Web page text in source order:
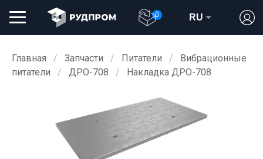
0 RU
Главная Запчасти Питатели
Вибрационные
питатели
ДРО-708 Накладка ДРО-708